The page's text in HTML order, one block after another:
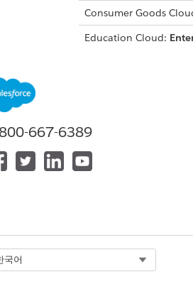
Consumer Goods
Education Cloud:
Media Cloud:
Net Zero Cloud:
Public Sector
667-6389
국어